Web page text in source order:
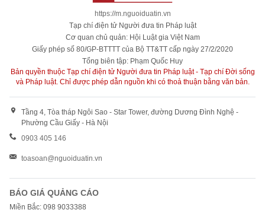
https://m.nguoiduatin.vn
Tạp chí điện tử Người đưa tin Pháp luật
Cơ quan chủ quản: Hội Luật gia Việt Nam
Giấy phép số 80/GP-BTTTT của Bộ TT&TT cấp ngày 27/2/2020
Tổng biên tập: Phạm Quốc Huy
Bản quyền thuộc Tạp chí điện tử Người đưa tin Pháp luật - Tạp chí Đời sống
và Pháp luật. Chỉ được phép dẫn nguồn khi có thoả thuận bằng văn bản.
Tầng 4, Tòa tháp Ngôi Sao - Star Tower, đường Dương Đình Nghệ -
Phường Cầu Giấy - Hà Nội
0903 405 146
toasoan@nguoiduatin.vn
BÁO GIÁ QUẢNG CÁO
Miền Bắc: 098 9033388